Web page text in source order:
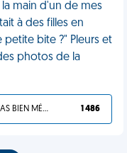
main d'un de mes
à des filles en
bite ?" Pleurs et
photos de la
TU L'AS BIEN MÉRITÉ 1 486